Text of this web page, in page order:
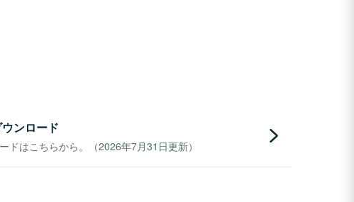
ンロード
ドはこちらから。（2026年7月31日更新）